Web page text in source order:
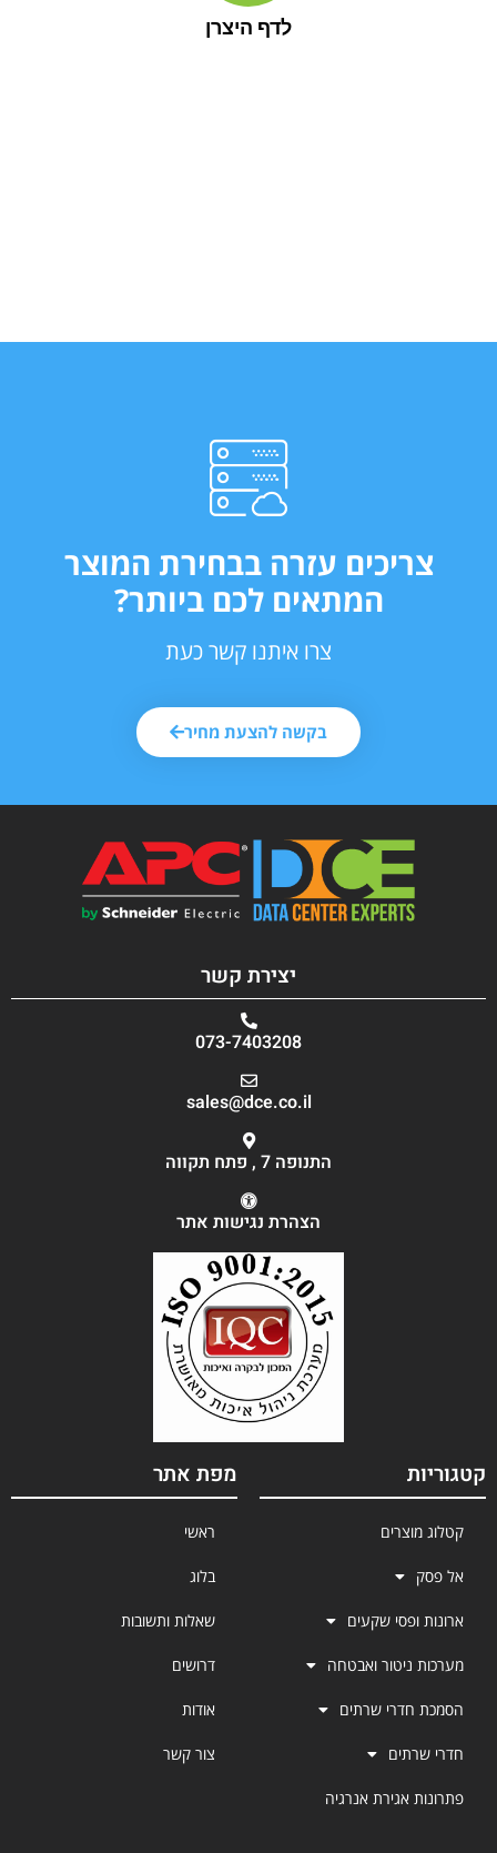
לדף היצרן
צריכים עזרה בבחירת המוצר
המתאים לכם ביותר?
צרו איתנו קשר כעת
בקשה להצעת מחיר
יצירת קשר
073-7403208
sales@dce.co.il
התנופה 7 , פתח תקווה
הצהרת נגישות אתר
קטגוריות
קטלוג מוצרים
אל פסק
ארונות ופסי שקעים
מערכות ניטור ואבטחה
הסמכת חדרי שרתים
חדרי שרתים
פתרונות אגירת אנרגיה
מפת אתר
ראשי
בלוג
שאלות ותשובות
דרושים
אודות
צור קשר